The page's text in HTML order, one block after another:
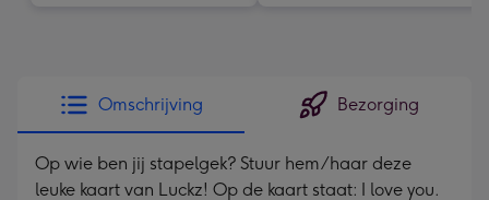
Omschrijving Bezorging
Op wie ben jij stapelgek? Stuur hem/haar deze
leuke kaart van Luckz! Op de kaart staat: I love you.